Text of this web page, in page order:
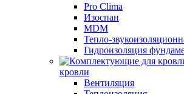
Pro Clima
Изоспан
MDM
Тепло-
Гидроизоляция
кровли
Вентиляция